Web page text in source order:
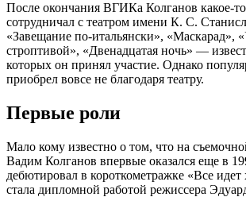
После окончания ВГИКа Колганов какое-
сотрудничал с театром имени К. С.
«Завещание по-итальянски», «Маскарад»,
строптивой», «Двенадцатая ночь» —
которых он принял участие. Однако
приобрел вовсе не благодаря театру.
Первые роли
Мало кому известно о том, что на
Вадим Колганов впервые оказался еще в
дебютировал в короткометражке «Все идет
стала дипломной работой режиссера